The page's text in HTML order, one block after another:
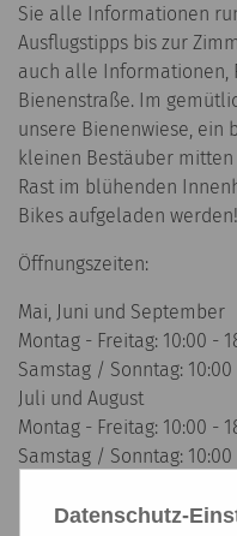
Sie alle Informationen
Ausflugstipps bis zur
auch alle Informationen,
Bienenstraße. Im
unsere Bienenwiese, ein
kleinen Bestäuber
Rast im blühenden
Bikes aufgeladen werden!
Öffnungszeiten:
Mai, Juni und September
Montag - Freitag: 10:00 -
Samstag / Sonntag: 10:00
Juli und August
Montag - Freitag: 10:00 -
Samstag / Sonntag: 10:00
Montag - Freitag: 10:00 -
Datenschutz-